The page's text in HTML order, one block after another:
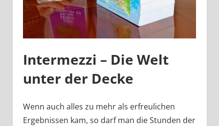
Intermezzi – Die Welt
unter der Decke
Wenn auch alles zu mehr als erfreulichen
Ergebnissen kam, so darf man die Stunden der